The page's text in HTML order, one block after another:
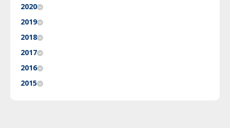
2020
2019
2018
2017
2016
2015